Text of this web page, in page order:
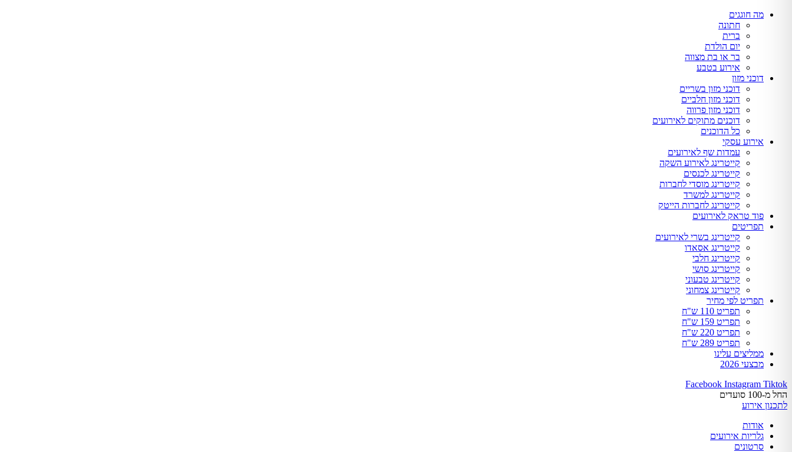
מה חוגגים
חתונה
ברית
יום הולדת
בר או בת מצווה
אירוע בטבע
דוכני מזון
דוכני מזון בשריים
דוכני מזון חלביים
דוכני מזון פרווה
דוכנים מתוקים לאירועים
כל הדוכנים
אירוע עסקי
עמדות שף לאירועים
קייטרינג לאירוע השקה
קייטרינג לכנסים
קייטרינג מוסדי לחברות
קייטרינג למשרד
קייטרינג לחברות הייטק
פוד טראק לאירועים
תפריטים
קייטרינג בשרי לאירועים
קייטרינג אסאדו
קייטרינג חלבי
קייטרינג סושי
קייטרינג טבעוני
קייטרינג צמחוני
תפריט לפי מחיר
תפריט 110 ש"ח
תפריט 159 ש"ח
תפריט 220 ש"ח
תפריט 289 ש"ח
ממליצים עלינו
מבצעי 2026
Facebook Instagram Tiktok
החל מ-100 סועדים
לתכנון אירוע
אודות
גלריות אירועים
סרטונים